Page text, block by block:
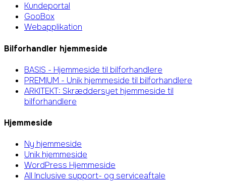
Kundeportal
GooBox
Webapplikation
Bilforhandler hjemmeside
BASIS - Hjemmeside til bilforhandlere
PREMIUM - Unik hjemmeside til bilforhandlere
ARKITEKT: Skræddersyet hjemmeside til
bilforhandlere
Hjemmeside
Ny hjemmeside
Unik hjemmeside
WordPress Hjemmeside
All Inclusive support- og serviceaftale